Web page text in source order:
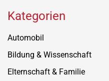
Kategorien
Automobil
Bildung & Wissenschaft
Elternschaft & Familie